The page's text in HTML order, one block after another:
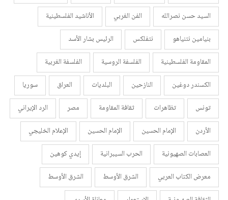
السيد حسن نصرالله
الفن الغربي
الأناشيد الفلسطينية
بنيامين نتنياهو
نتفلكس
الرئيس بشار الأسد
المقاومة الفلسطينية
الفلسفة الروسية
الفلسفة الغربية
الكسندر دوغين
النازحين البلديات العراق
سوريا
تونس
تظاهرات ثقافة المقاومة مصر
الرد الإيراني
الأردن
الإمام الحسين الإمام الحسين
الإعلام الخليجي
العصابات الصهيونية
الحرب السيبرانية
إيدي كوهين
معرض الكتاب العربي
الشرق الأوسط
الشرق الأوسط